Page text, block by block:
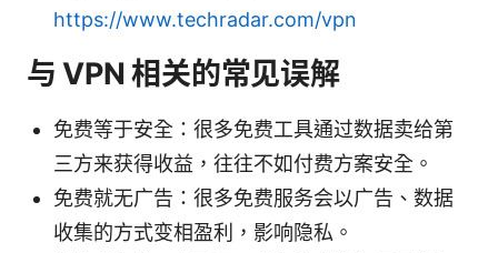
https://www.techradar.com/vpn
与 VPN 相关的常见误解
免费等于安全：很多免费工具通过数据卖给第
三方来获得收益，往往不如付费方案安全。
免费就无广告：很多免费服务会以广告、数据
收集的方式变相盈利，影响隐私。